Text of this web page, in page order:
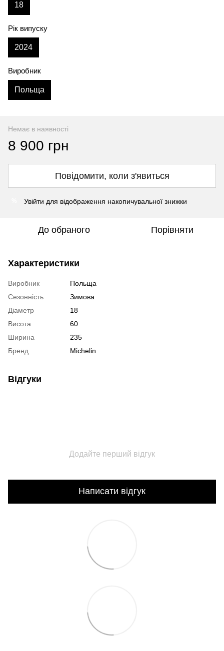
18
Рік випуску
2024
Виробник
Польща
Немає в наявності
8 900 грн
Повідомити, коли з'явиться
Увійти для відображення накопичувальної знижки
До обраного Порівняти
Характеристики
Виробник
Польща
Сезонність
Зимова
Діаметр
18
Висота
60
Ширина
235
Бренд
Michelin
Відгуки
Додайте перший відгук
Написати відгук